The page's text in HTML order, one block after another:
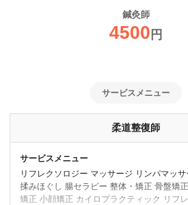
最高の治療をして少しでも早く良くなり、楽
うに施術しています。患者様によくなっても
治療家として一人前になりたい方や、将来的
経営も学びたい方！あなたの見学、ご応募を
す。
鍼灸師
4500 円
サービスメニュー
柔道整復師
サービスメニュー
リフレクソロジー マッサージ リンパマッ
揉みほぐし 腸セラピー 整体・矯正 骨盤矯
矯正 小顔矯正 カイロプラクティック リフ